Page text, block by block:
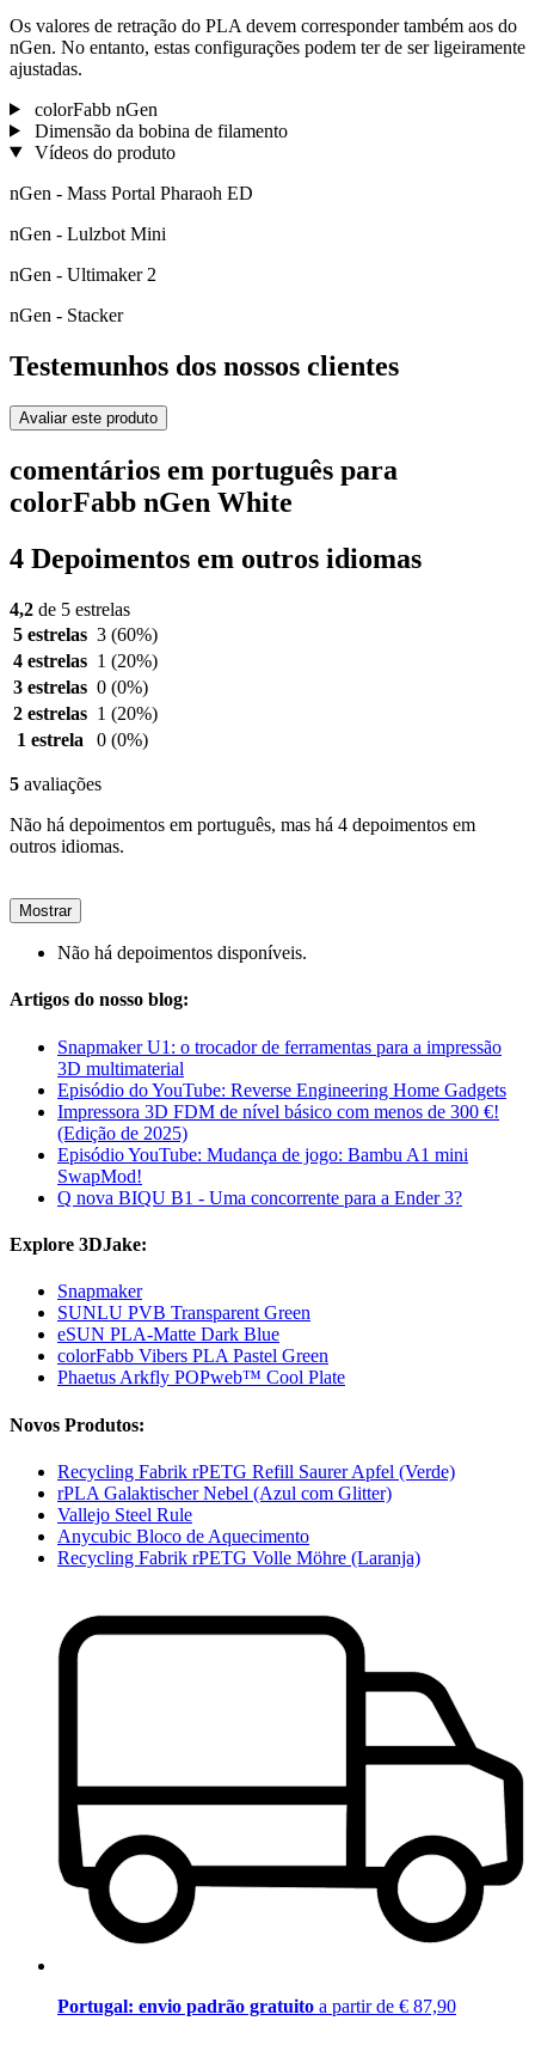
Os valores de retração do PLA devem corresponder também aos do
nGen. No entanto, estas configurações podem ter de ser ligeiramente
ajustadas.
colorFabb nGen
Dimensão da bobina de filamento
Vídeos do produto
nGen - Mass Portal Pharaoh ED
nGen - Lulzbot Mini
nGen - Ultimaker 2
nGen - Stacker
Testemunhos dos nossos clientes
Avaliar este produto
comentários em português para
colorFabb nGen White
4 Depoimentos em outros idiomas
4,2 de 5 estrelas
5 estrelas 3 (60%)
4 estrelas 1 (20%)
3 estrelas 0 (0%)
2 estrelas 1 (20%)
1 estrela
0 (0%)
5 avaliações
Não há depoimentos em português, mas há 4 depoimentos em
outros idiomas.
Mostrar
Não há depoimentos disponíveis.
Artigos do nosso blog:
Snapmaker U1: o trocador de ferramentas para a impressão
3D multimaterial
Episódio do YouTube: Reverse Engineering Home Gadgets
Impressora 3D FDM de nível básico com menos de 300 €!
(Edição de 2025)
Episódio YouTube: Mudança de jogo: Bambu A1 mini
SwapMod!
Q nova BIQU B1 - Uma concorrente para a Ender 3?
Explore 3DJake:
Snapmaker
SUNLU PVB Transparent Green
eSUN PLA-Matte Dark Blue
colorFabb Vibers PLA Pastel Green
Phaetus Arkfly POPweb™ Cool Plate
Novos Produtos:
Recycling Fabrik rPETG Refill Saurer Apfel (Verde)
rPLA Galaktischer Nebel (Azul com Glitter)
Vallejo Steel Rule
Anycubic Bloco de Aquecimento
Recycling Fabrik rPETG Volle Möhre (Laranja)
Portugal: envio padrão gratuito a partir de € 87,90